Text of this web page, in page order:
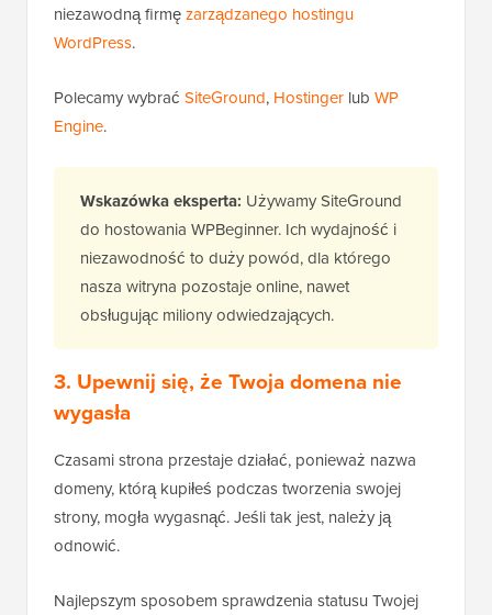
niezawodną firmęzarządzanego hostingu
WordPress.
Polecamy wybrać SiteGround, Hostinger lub WP
Engine.
Wskazówka eksperta: Używamy SiteGround
do hostowania WPBeginner. Ich wydajność i
niezawodność to duży powód, dla którego
nasza witryna pozostaje online, nawet
obsługując miliony odwiedzających.
3. Upewnij się, że Twoja domena nie
wygasła
Czasami strona przestaje działać, ponieważ nazwa
domeny, którą kupiłeś podczas tworzenia swojej
strony, mogła wygasnąć. Jeśli tak jest, należy ją
odnowić.
Najlepszym sposobem sprawdzenia statusu Twojej